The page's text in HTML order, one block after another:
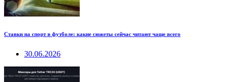
Ставки на спорт в футболе: какие сюжеты сейчас читают чаще всего
30.06.2026